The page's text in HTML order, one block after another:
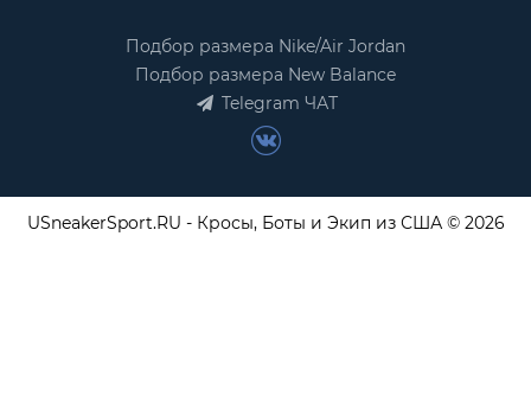
Подбор размера Nike/Air Jordan
Подбор размера New Balance
Telegram ЧАТ
USneakerSport.RU - Кросы, Боты и Экип из США © 2026